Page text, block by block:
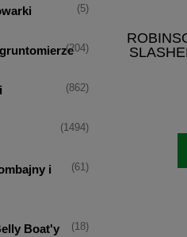
(5)
(204)
(862)
(1494)
i
(61)
Boat'y (18)